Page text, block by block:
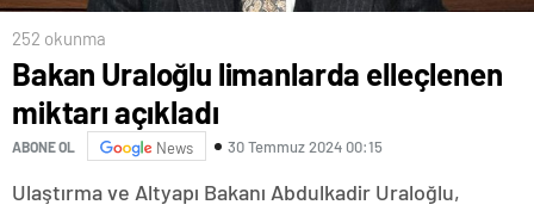
252 okunma
Bakan Uraloğlu limanlarda elleçlenen
miktarı açıkladı
ABONE OL News 30 Temmuz 2024 00:15
Ulaştırma ve Altyapı Bakanı Abdulkadir Uraloğlu,